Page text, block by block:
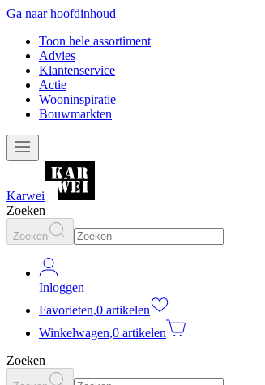
Ga naar hoofdinhoud
Toon hele assortiment
Advies
Klantenservice
Actie
Wooninspiratie
Bouwmarkten
Karwei
Zoeken
Zoeken
Inloggen
Favorieten,0 artikelen
Winkelwagen,0 artikelen
Zoeken